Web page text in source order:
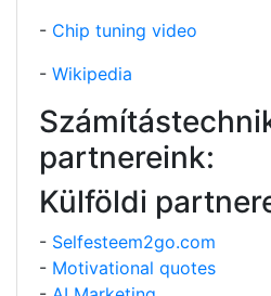
- Chip tuning video
- Wikipedia
partnereink:
Külföldi
- Selfesteem2go.com
- Motivational quotes